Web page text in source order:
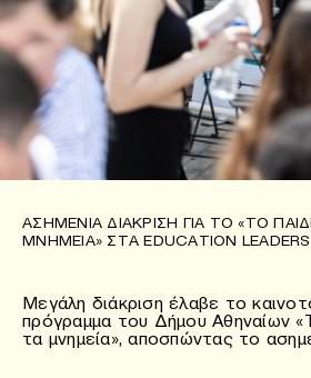
ΑΣΗΜΈΝΙΑ ΔΙΆΚΡΙΣΗ ΓΙΑ ΤΟ «ΤΟ
ΜΝΗΜΕΊΑ» ΣΤΑ EDUCATION
Μεγάλη διάκριση έλαβε το
πρόγραμμα του Δήμου Αθηναίων
τα μνημεία», αποσπώντας το